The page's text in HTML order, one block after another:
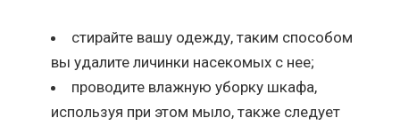
стирайте вашу одежду, таким способом
вы удалите личинки насекомых с нее;
проводите влажную уборку шкафа,
используя при этом мыло, также следует